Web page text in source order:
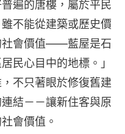
遍的唐樓，屬於平民
不能從建築或歷史價
社會價值——藍屋是石
民心目中的地標。」
不只著眼於修復舊建
結－－讓新住客與原
會價值。